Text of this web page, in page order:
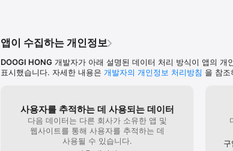
앱이 수집하는 개인정보
DOOGI HONG 개발자가 아래 설명된 데이터 처리 방식이 앱의 개
표시했습니다. 자세한 내용은 개발자의 개인정보 처리방침 을 참조
사용자를 추적하는 데 사용되는 데이터
다음 데이터는 다른 회사가 소유한 앱 및
웹사이트를 통해 사용자를 추적하는 데
사용될 수 있습니다.